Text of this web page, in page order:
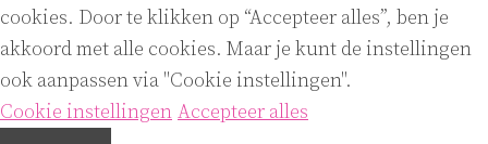
cookies. Door te klikken op “Accepteer alles”, ben je
akkoord met alle cookies. Maar je kunt de instellingen
ook aanpassen via "Cookie instellingen".
Cookie instellingen Accepteer alles